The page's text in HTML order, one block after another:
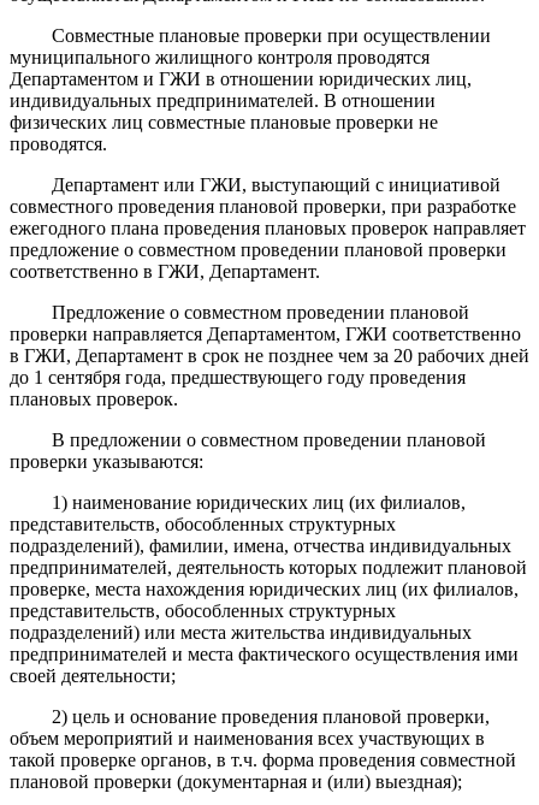
Совместные плановые проверки при осуществлении
муниципального жилищного контроля проводятся
Департаментом и ГЖИ в отношении юридических лиц,
индивидуальных предпринимателей. В отношении
физических лиц совместные плановые проверки не
проводятся.
Департамент или ГЖИ, выступающий с инициативой
совместного проведения плановой проверки, при разработке
ежегодного плана проведения плановых проверок направляет
предложение о совместном проведении плановой проверки
соответственно в ГЖИ, Департамент.
Предложение о совместном проведении плановой
проверки направляется Департаментом, ГЖИ соответственно
в ГЖИ, Департамент в срок не позднее чем за 20 рабочих дней
до 1 сентября года, предшествующего году проведения
плановых проверок.
В предложении о совместном проведении плановой
проверки указываются:
1) наименование юридических лиц (их филиалов,
представительств, обособленных структурных
подразделений), фамилии, имена, отчества индивидуальных
предпринимателей, деятельность которых подлежит плановой
проверке, места нахождения юридических лиц (их филиалов,
представительств, обособленных структурных
подразделений) или места жительства индивидуальных
предпринимателей и места фактического осуществления ими
своей деятельности;
2) цель и основание проведения плановой проверки,
объем мероприятий и наименования всех участвующих в
такой проверке органов, в т.ч. форма проведения совместной
плановой проверки (документарная и (или) выездная);